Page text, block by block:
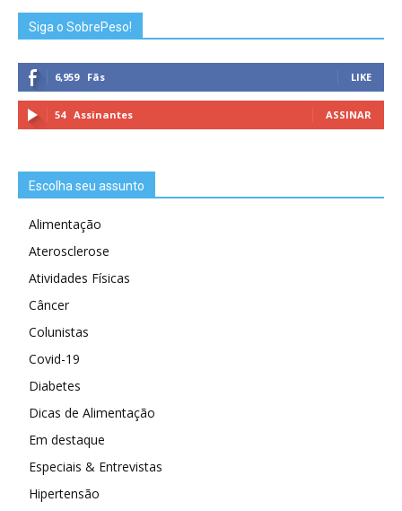
Siga o SobrePeso!
6,959 Fãs LIKE
54 Assinantes ASSINAR
Escolha seu assunto
Alimentação
Aterosclerose
Atividades Físicas
Câncer
Colunistas
Covid-19
Diabetes
Dicas de Alimentação
Em destaque
Especiais & Entrevistas
Hipertensão